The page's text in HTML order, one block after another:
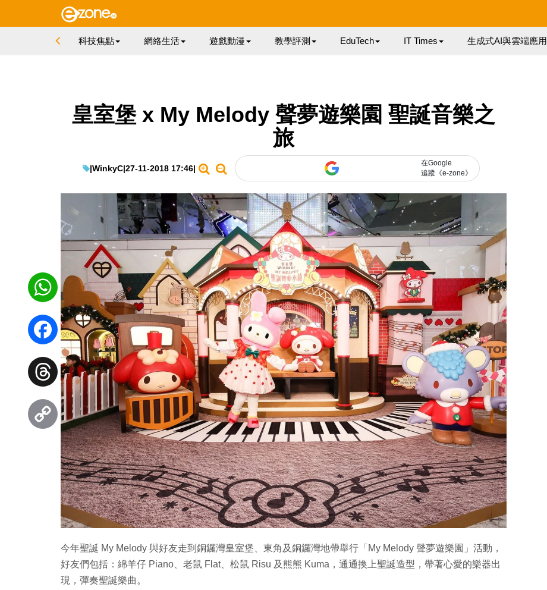
科技焦點 網絡生活 遊戲動漫 教學評測 EduTech IT Times 生成式AI與雲端應用
皇室堡 x My Melody 聲夢遊樂園 聖誕音樂之
旅
|WinkyC|27-11-2018 17:46|
在Google
追蹤《e-zone》
今年聖誕 My Melody 與好友走到銅鑼灣皇室堡、東角及銅鑼灣地帶舉行「My Melody 聲夢遊樂園」活動，
好友們包括：綿羊仔 Piano、老鼠 Flat、松鼠 Risu 及熊熊 Kuma，通通換上聖誕造型，帶著心愛的樂器出
現，彈奏聖誕樂曲。
WhatsApp
Facebook
Threads
Copy
Link